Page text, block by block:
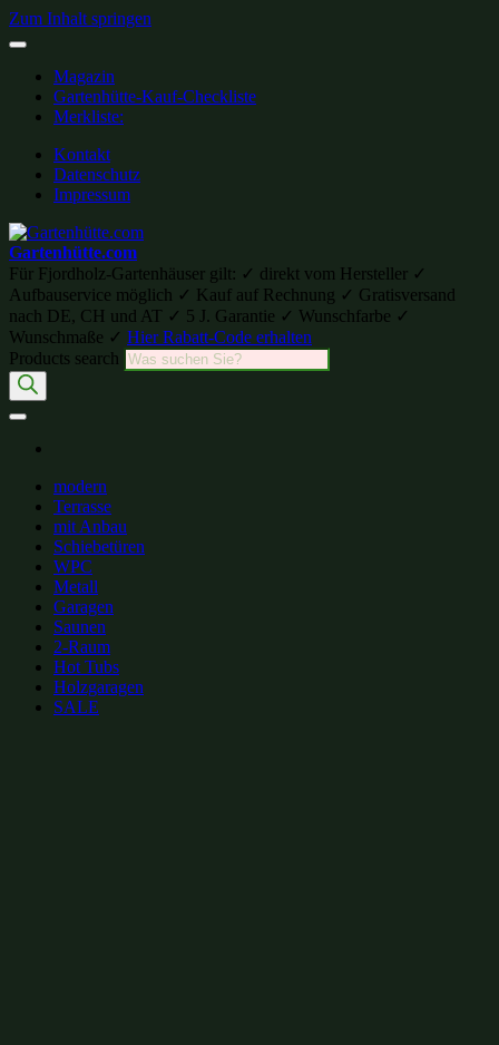
Zum Inhalt springen
Magazin
Gartenhütte-Kauf-Checkliste
Merkliste:
Kontakt
Datenschutz
Impressum
Gartenhütte.com
Für Fjordholz-Gartenhäuser gilt: ✓ direkt vom Hersteller ✓
Aufbauservice möglich ✓ Kauf auf Rechnung ✓ Gratisversand
nach DE, CH und AT ✓ 5 J. Garantie ✓ Wunschfarbe ✓
Wunschmaße ✓ Hier Rabatt-Code erhalten
Products search
modern
Terrasse
mit Anbau
Schiebetüren
WPC
Metall
Garagen
Saunen
2-Raum
Hot Tubs
Holzgaragen
SALE